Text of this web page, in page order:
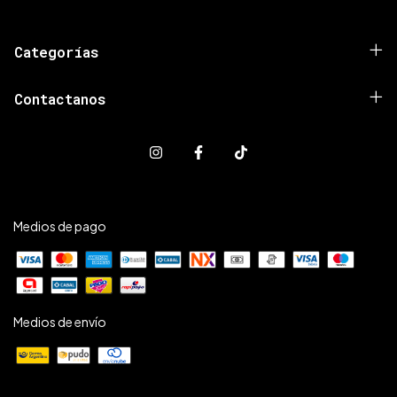
Categorías
Contactanos
Medios de pago
Medios de envío